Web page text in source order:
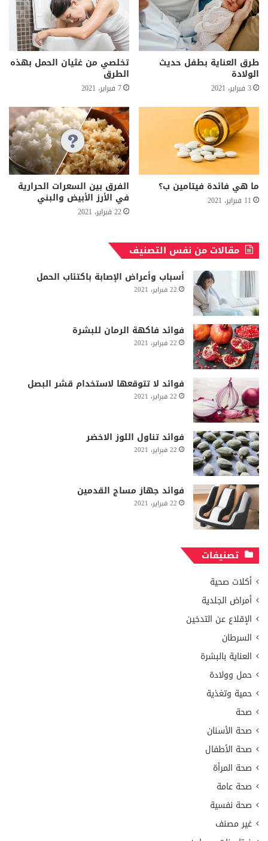
طرق العناية بطفل حديث
الولادة
3 فبراير، 2021
تخلصي من غثيان الحمل بهذه
الطرق
7 فبراير، 2021
ما هي فائدة فيتامين ب؟
11 فبراير، 2021
الفرق بين السعرات الحرارية
في الأرز الأبيض والبني
22 فبراير، 2021
مقالات من نفس التصنيف
أسباب وأعراض الإصابة باكتئاب الحمل
22 فبراير، 2021
فوائد فاكهة الرمان للبشرة
22 فبراير، 2021
فوائد لا تتوقعها لاستخدام قشر البصل
22 فبراير، 2021
فوائد تناول اللوز الاخضر
22 فبراير، 2021
فوائد جهاز مساج القدمين
22 فبراير، 2021
تصنيفات
أكلات صحية
أمراض الجلدية
الإقلاع عن التدخين
السرطان
العناية بالبشرة
حمل وولادة
حمية وتغذية
صحة
صحة الأسنان
صحة الأطفال
صحة المرأة
صحة عامة
صحة نفسية
غير مصنف